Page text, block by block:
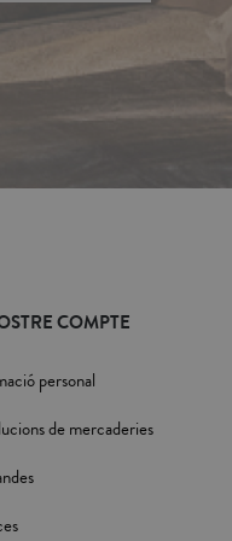
COMPTE
personal
de mercaderies